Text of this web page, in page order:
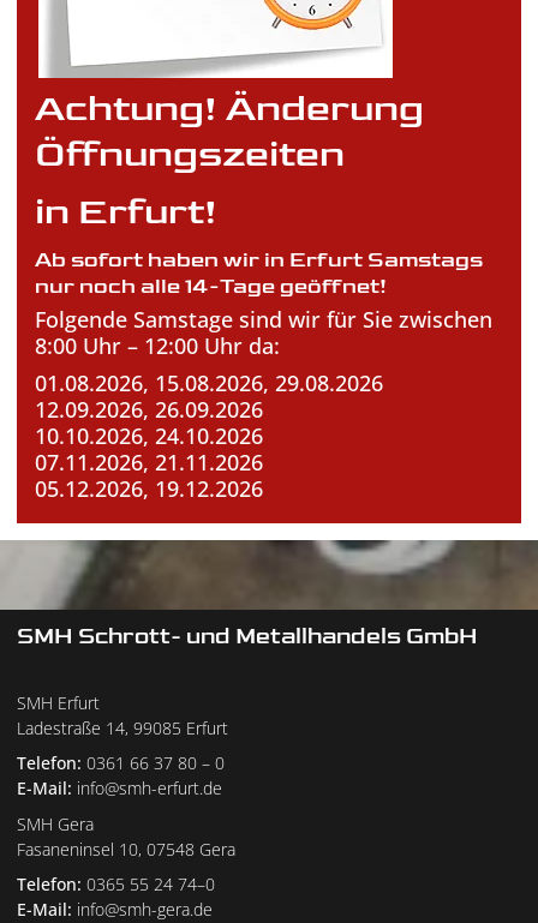
Achtung! Änderung
Öffnungszeiten
in Erfurt!
Ab sofort haben wir in Erfurt Samstags
nur noch alle 14-Tage geöffnet!
Folgende Samstage sind wir für Sie zwischen
8:00 Uhr – 12:00 Uhr da:
01.08.2026, 15.08.2026, 29.08.2026
12.09.2026, 26.09.2026
10.10.2026, 24.10.2026
07.11.2026, 21.11.2026
05.12.2026, 19.12.2026
SMH Schrott- und Metallhandels GmbH
SMH Erfurt
Ladestraße 14, 99085 Erfurt
Telefon: 0361 66 37 80 – 0
E-Mail: info@smh-erfurt.de
SMH Gera
Fasaneninsel 10, 07548 Gera
Telefon: 0365 55 24 74–0
E-Mail: info@smh-gera.de